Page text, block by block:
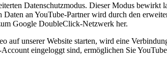
Datenschutzmodus. Dieser Modus bewirkt
Daten an YouTube-Partner wird durch den
Google DoubleClick-Netzwerk her.
auf unserer Website starten, wird eine
eingeloggt sind, ermöglichen Sie